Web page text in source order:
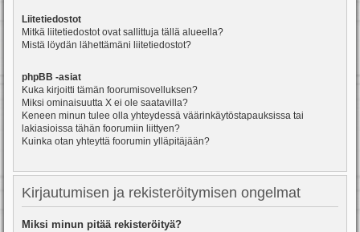
Liitetiedostot
Mitkä liitetiedostot ovat sallittuja tällä alueella?
Mistä löydän lähettämäni liitetiedostot?
phpBB -asiat
Kuka kirjoitti tämän foorumisovelluksen?
Miksi ominaisuutta X ei ole saatavilla?
Keneen minun tulee olla yhteydessä väärinkäytöstapauksissa tai
lakiasioissa tähän foorumiin liittyen?
Kuinka otan yhteyttä foorumin ylläpitäjään?
Kirjautumisen ja rekisteröitymisen ongelmat
Miksi minun pitää rekisteröityä?